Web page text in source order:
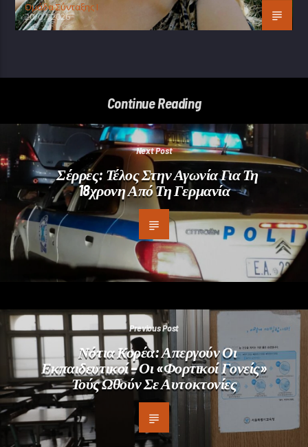
Oμάδα Σύνταξης Ι
20/07/2026
Continue Reading
Next Post
Σέρρες: Τέλος Στην Αγωνία Για Τη
18χρονη Από Τη Γερμανία
Previous Post
Νότια Κορέα: Απεργούν Οι
Εκπαιδευτικοί – Οι «φορτικοί Γονείς»
Τούς Ωθούν Σε Αυτοκτονίες